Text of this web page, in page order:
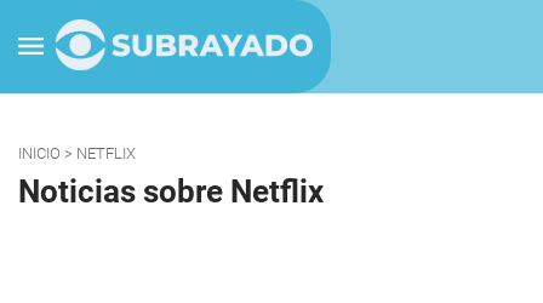
INICIO > NETFLIX
Noticias sobre Netflix